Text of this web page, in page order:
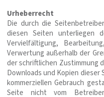
Urheberrecht
Die durch die
diesen Seiten unterliegen
Vervielfältigung,
Verwer­tung außerhalb der
der schriftlichen Zustimmung
Downloads und Kopien
kommerziellen Gebrauch
Seite nicht vom